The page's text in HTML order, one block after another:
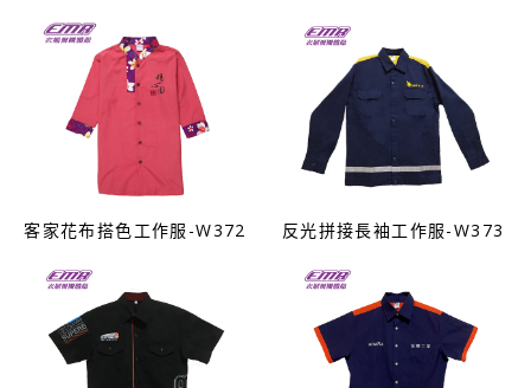
客家花布搭色工作服-W372 反光拼接長袖工作服-W373